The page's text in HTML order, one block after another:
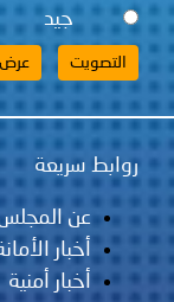
جيد
روابط سريعة
عن
أخبار
أخبار أمنية